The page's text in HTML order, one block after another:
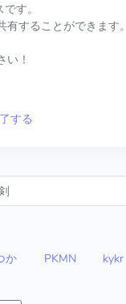
す。
することができます。
！
する
か PKMN kykr